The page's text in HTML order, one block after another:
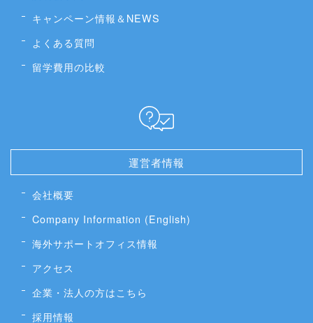
キャンペーン情報＆NEWS
よくある質問
留学費用の比較
運営者情報
会社概要
Company Information (English)
海外サポートオフィス情報
アクセス
企業・法人の方はこちら
採用情報